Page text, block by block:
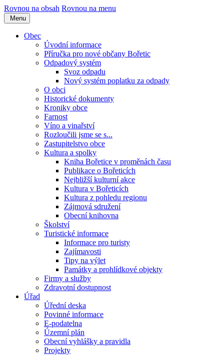
Rovnou na obsah Rovnou na menu
Menu
Obec
Úvodní informace
Příručka pro nové občany Bořetic
Odpadový systém
Svoz odpadu
Nový systém poplatku za odpady
O obci
Historické dokumenty
Kroniky obce
Farnost
Víno a vinařství
Rozloučili jsme se s...
Zastupitelstvo obce
Kultura a spolky
Kniha Bořetice v proměnách času
Publikace o Bořeticích
Nejbližší kulturní akce
Kultura v Bořeticích
Kultura z pohledu regionu
Zájmová sdružení
Obecní knihovna
Školství
Turistické informace
Informace pro turisty
Zajímavosti
Tipy na výlet
Památky a prohlídkové objekty
Firmy a služby
Zdravotní dostupnost
Úřad
Úřední deska
Povinné informace
E-podatelna
Územní plán
Obecní vyhlášky a pravidla
Projekty